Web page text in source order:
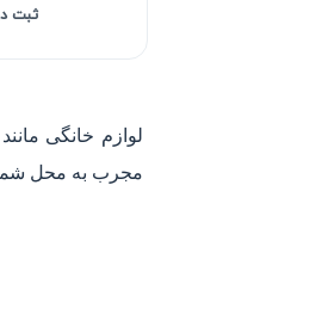
ثبت
لوازم خانگی
مجرب به محل شما